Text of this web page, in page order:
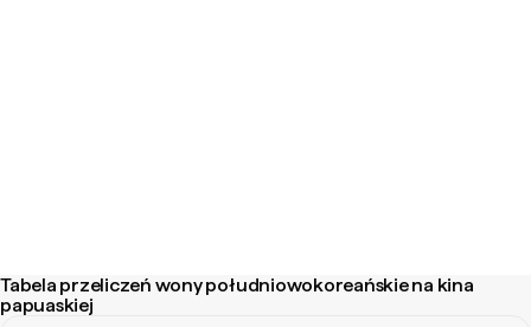
Tabela przeliczeń wony południowokoreańskie na kina
papuaskiej